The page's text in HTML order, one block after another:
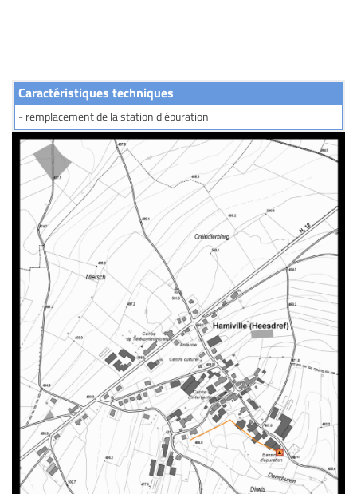
Caractéristiques techniques
- remplacement de la station d'épuration